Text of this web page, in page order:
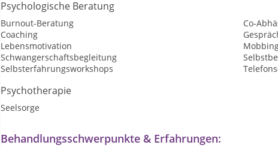
Psychologische Beratung
Burnout-Beratung
Co-
Coaching
Lebensmotivation
Schwangerschaftsbegleitung
Selbsterfahrungsworkshops
Psychotherapie
Seelsorge
Behandlungsschwerpunkte & Erfahrungen: